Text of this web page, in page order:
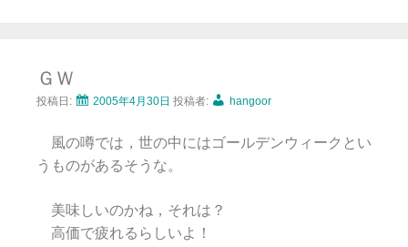
ン
ツ
ス
キ
プ
ＧＷ
投稿日: 2005年4月30日 投稿者: hangoor
風の噂では，世の中にはゴールデンウィークとい
うものがあるそうな。
美味しいのかね，それは？
高価で疲れるらしいよ！